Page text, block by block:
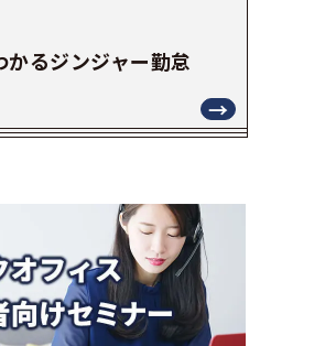
かるジンジャー勤怠